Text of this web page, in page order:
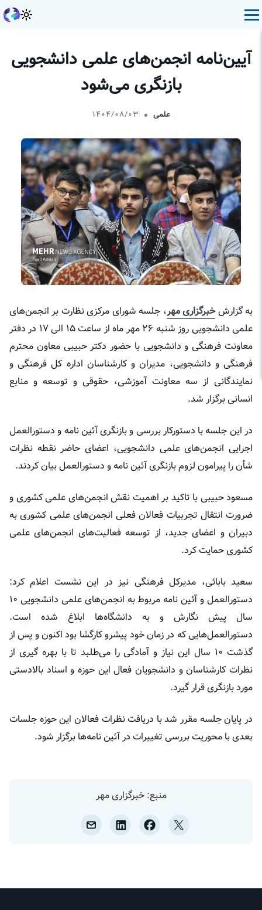
آیین‌نامه انجمن‌های علمی دانشجویی
بازنگری می‌شود
علمی ۱۴۰۴/۰۸/۰۳
به گزارشخبرگزاری مهر، جلسه شورای مرکزی نظارت بر انجمن‌های
علمی دانشجویی روز شنبه ۲۶ مهر ماه از ساعت ۱۵ الی ۱۷ در دفتر
معاونت فرهنگی و دانشجویی با حضور دکتر حبیبی معاون محترم
فرهنگی و دانشجویی، مدیران و کارشناسان اداره کل فرهنگی و
نمایندگانی از سه معاونت آموزشی، حقوقی و توسعه و منابع
انسانی برگزار شد.
در این جلسه با دستورکار بررسی و بازنگری آئین نامه و دستورالعمل
اجرایی انجمن‌های علمی دانشجویی، اعضای حاضر نقطه نظرات
شأن را پیرامون لزوم بازنگری آئین نامه و دستورالعمل بیان کردند.
مسعود حبیبی با تاکید بر اهمیت نقش انجمن‌های علمی کشوری و
ضرورت انتقال تجربیات فعالان فعلی انجمن‌های علمی کشوری به
دبیران و اعضای جدید، از توسعه فعالیت‌های انجمن‌های علمی
کشوری حمایت کرد.
سعیدبابائی، مدیرکل فرهنگی نیز در این نشست اعلام کرد:
دستورالعمل و آئین نامه مربوط به انجمن‌های علمی دانشجویی ۱۰
سال پیش نگارش و به دانشگاه‌ها ابلاغ شده است.
دستورالعمل‌هایی که در زمان خود پیشرو کارگشا بود اکنون و پس از
گذشت ۱۰ سال این نیاز و آمادگی را می‌طلبد تا با بهره گیری از
نظرات کارشناسان و دانشجویان فعال این حوزه و اسناد بالادستی
مورد بازنگری قرار گیرد.
در پایان جلسه مقرر شد با دریافت نظرات فعالان این حوزه جلسات
بعدی با محوریت بررسی تغییرات در آئین نامه‌ها برگزار شود.
منبع: خبرگزاری مهر